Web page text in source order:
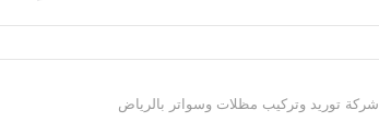
شركة توريد وتركيب مظلات وسواتر بالرياض